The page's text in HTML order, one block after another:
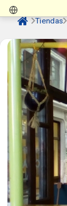
Tiendas